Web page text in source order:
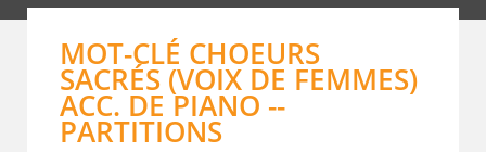
MOT-CLÉ CHOEURS
SACRÉS (VOIX DE FEMMES)
ACC. DE PIANO --
PARTITIONS